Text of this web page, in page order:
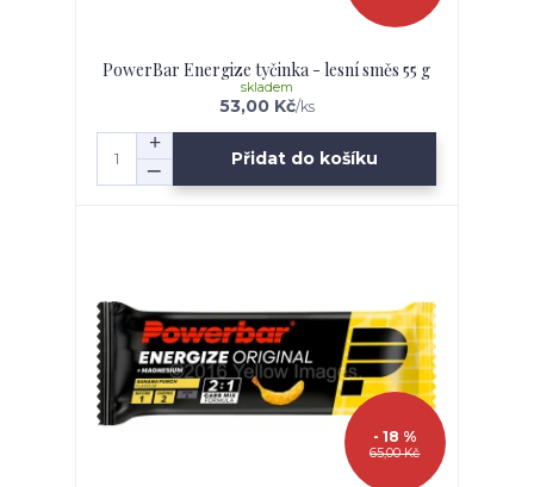
PowerBar Energize tyčinka - lesní směs 55 g
53,00 Kč/ks
skladem
Přidat do košíku
65,00 Kč
- 18 %